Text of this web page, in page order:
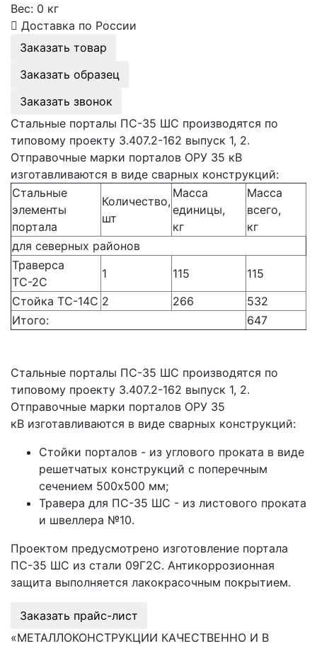
Вес: 0 кг
Доставка по России
Заказать товар
Заказать образец
Заказать звонок
Стальные порталы ПС-35 ШС производятся по
типовому проекту 3.407.2-162 выпуск 1, 2.
Отправочные марки порталов ОРУ 35 кВ
изготавливаются в виде сварных конструкций:
Стальные
элементы
портала
Количество,
шт
Масса
единицы,
кг
Масса
всего,
кг
для северных районов
Траверса
ТС-2С
1 115
115
Стойка ТС-14С 2 266
532
Итого:
647
Стальные порталы ПС-35 ШС производятся по
типовому проекту 3.407.2-162 выпуск 1, 2.
Отправочные марки порталов ОРУ 35
кВ изготавливаются в виде сварных конструкций:
Стойки порталов - из углового проката в виде
решетчатых конструкций с поперечным
сечением 500х500 мм;
Травера для ПС-35 ШС - из листового проката
и швеллера №10.
Проектом предусмотрено изготовление портала
ПС-35 ШС из стали 09Г2С. Антикоррозионная
защита выполняется лакокрасочным покрытием.
Заказать прайс-лист
«МЕТАЛЛОКОНСТРУКЦИИ КАЧЕСТВЕННО И В